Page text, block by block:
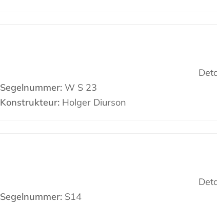
Segelnummer:W S 23
Konstrukteur:Holger Diurson
Segelnummer:S14